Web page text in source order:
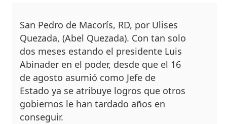
San Pedro de Macorís, RD, por Ulises
Quezada, (Abel Quezada). Con tan solo
dos meses estando el presidente Luis
Abinader en el poder, desde que el 16
de agosto asumió co­mo Jefe de
Estado ya se atribuye logros que otros
gobiernos le han tardado años en
conse­guir.